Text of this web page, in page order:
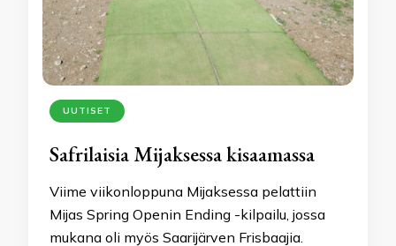
UUTISET
Safrilaisia Mijaksessa kisaamassa
Viime viikonloppuna Mijaksessa pelattiin
Mijas Spring Openin Ending -kilpailu, jossa
mukana oli myös Saarijärven Frisbaajia.